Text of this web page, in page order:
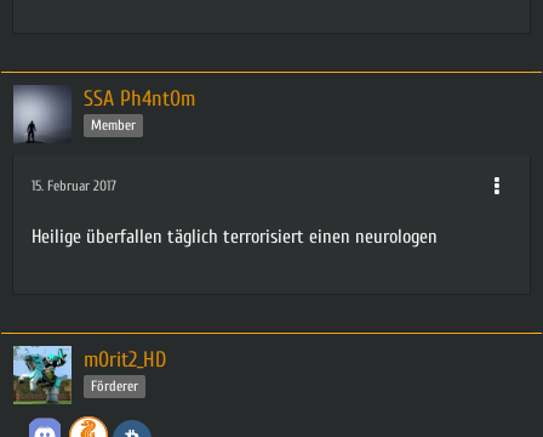
SSA Ph4nt0m
Member
15. Februar 2017
Heilige überfallen täglich terrorisiert einen neurologen
m0rit2_HD
Förderer